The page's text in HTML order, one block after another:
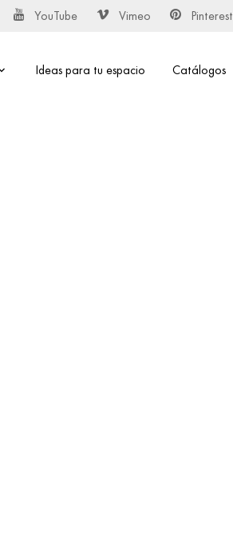
YouTube Vimeo Pinterest
Ideas para tu espacio Catálogos